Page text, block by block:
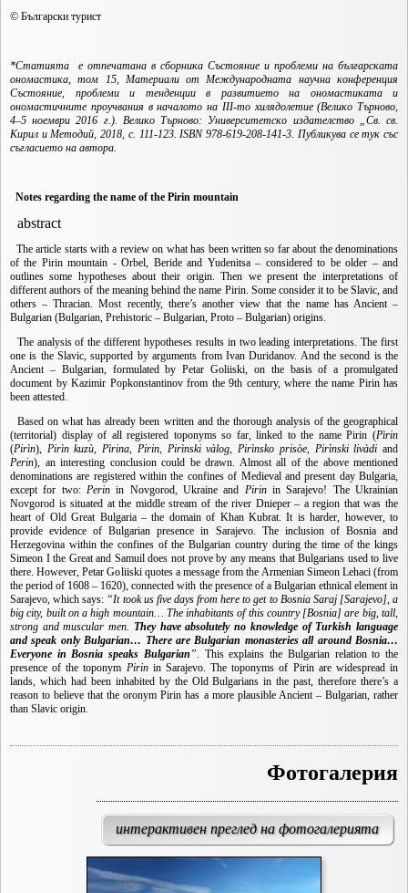
© Български турист
*Статията е отпечатана в сборника Състояние и проблеми на българската
ономастика, том 15, Материали от Международната научна конференция
Състояние, проблеми и тенденции в развитието на ономастиката и
ономастичните проучвания в началото на III-то хилядолетие (Велико Търново,
4–5 ноември 2016 г.). Велико Търново: Университетско издателство „Св. св.
Кирил и Методий, 2018, с. 111-123. ISBN 978-619-208-141-3. Публикува се тук със
съгласието на автора.
Notes regarding the name of the Pirin mountain
abstract
The article starts with a review on what has been written so far about the denominations
of the Pirin mountain - Orbel, Beride and Yudenitsa – considered to be older – and
outlines some hypotheses about their origin. Then we present the interpretations of
different authors of the meaning behind the name Pirin. Some consider it to be Slavic, and
others – Thracian. Most recently, there’s another view that the name has Ancient –
Bulgarian (Bulgarian, Prehistoric – Bulgarian, Proto – Bulgarian) origins.
The analysis of the different hypotheses results in two leading interpretations. The first
one is the Slavic, supported by arguments from Ivan Duridanov. And the second is the
Ancient – Bulgarian, formulated by Petar Goliiski, on the basis of a promulgated
document by Kazimir Popkonstantinov from the 9th century, where the name Pirin has
been attested.
Based on what has already been written and the thorough analysis of the geographical
(territorial) display of all registered toponyms so far, linked to the name Pirin (Pìrin
(Pirìn), Pirìn kuzù,Pìrina, Pirin, Pirìnski vàlog,Pirìnsko prisòe, Pirìnski livàdi and
Perin), an interesting conclusion could be drawn. Almost all of the above mentioned
denominations are registered within the confines of Medieval and present day Bulgaria,
except for two: Perinin Novgorod, Ukraine and Pirinin Sarajevo! The Ukrainian
Novgorod is situated at the middle stream of the river Dnieper – a region that was the
heart of Old Great Bulgaria – the domain of Khan Kubrat. It is harder, however, to
provide evidence of Bulgarian presence in Sarajevo. The inclusion of Bosnia and
Herzegovina within the confines of the Bulgarian country during the time of the kings
Simeon I the Great and Samuil does not prove by any means that Bulgarians used to live
there. However, Petar Goliiski quotes a message from the Armenian Simeon Lehaci (from
the period of 1608 – 1620), connected with the presence of a Bulgarian ethnical element in
Sarajevo, which says: “It took us five days from here to get to Bosnia Saraj [Sarajevo], a
big city, built on a high mountain… The inhabitants of this country [Bosnia] are big, tall,
strong and muscular men. They have absolutely no knowledge of Turkish language
and speak only Bulgarian… There are Bulgarian monasteries all around Bosnia…
Everyone in Bosnia speaks Bulgarian”. This explains the Bulgarian relation to the
presence of the toponym Pirinin Sarajevo. The toponyms of Pirin are widespread in
lands, which had been inhabited by the Old Bulgarians in the past, therefore there’s a
reason to believe that the oronym Pirin has a more plausible Ancient – Bulgarian, rather
than Slavic origin.
Фотогалерия
интерактивен преглед на фотогалерията